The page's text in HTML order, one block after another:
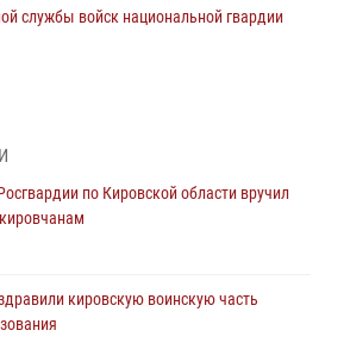
службы войск национальной гвардии
стал победителем открытого
России генерал армии Виктор Золотов
по Кировской области вручил
кировскую воинскую часть